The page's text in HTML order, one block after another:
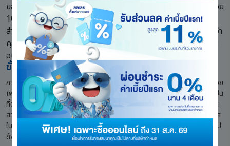
ขอแนะนำให้คุณ "ออมก่อนใช้" โดยตั้งเป้าหมายหักเงินออมอย่างน้อย
10% ของรายได้ทันทีที่ได้รับในแต่ละเดือน เพื่อนำไปเก็บในบัญชี
สำหรับออมหรือลงทุนโดยเฉพาะ วิธีนี้จะช่วยสร้างวินัยและรับประกันว่า
คุณจะมีเงินออมอย่างสม่ำเสมอ เป็นการสร้างรากฐานความมั่งคั่งใน
อนาคตก่อนที่จะนำเงินส่วนที่เหลือไปจัดสรรสำหรับค่าใช้จ่ายต่าง ๆ
ขั้นตอนที่ 6 ลงทุนพัฒนาความรู้เพื่อเพิ่มรายได้
การเพิ่มพูนความรู้และทักษะเป็นหนึ่งในการลงทุนที่คุ้มค่าที่สุด เพราะสามารถช่วย
เพิ่มศักยภาพในการสร้างรายได้ให้สูงขึ้น ไม่ว่าจะเป็นการเรียนรู้ทักษะใหม่ ๆ ที่เป็น
ที่ต้องการของตลาด การศึกษาหาความรู้ด้านการลงทุน หรือการพัฒนาทักษะใน
สายอาชีพเดิมให้เชี่ยวชาญยิ่งขึ้น สิ่งเหล่านี้ล้วนเป็นปัจจัยสำคัญที่ช่วยเปิดโอกาส
ในการเพิ่มรายได้จากงานประจำ หรือสร้างช่องทางรายได้เสริม ซึ่งจะทำให้คุณไป
ถึงเป้าหมายได้เร็วขึ้น